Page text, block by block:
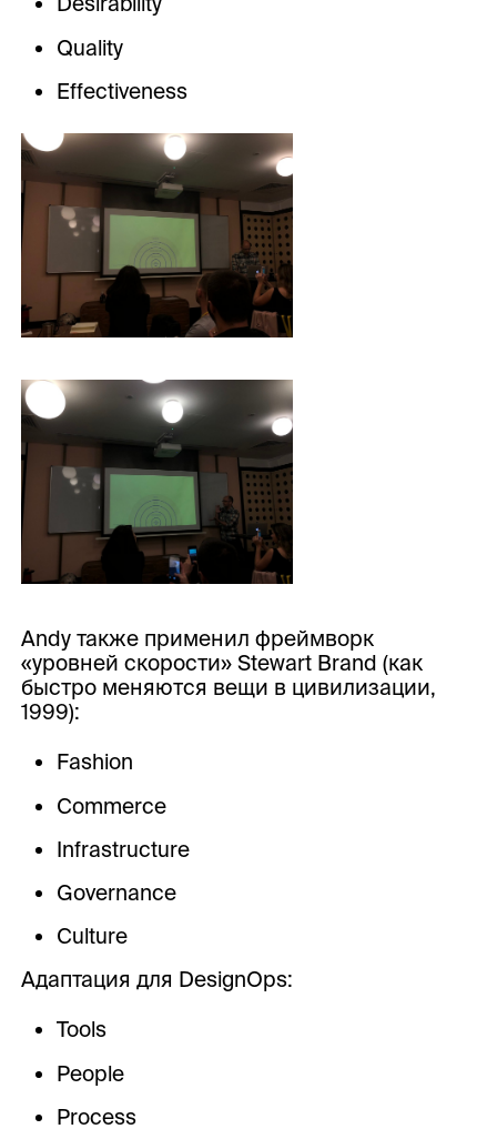
Quality
Effectiveness
Andy также применил фреймворк
«уровней скорости» Stewart Brand (как
быстро меняются вещи в цивилизации,
1999):
Fashion
Commerce
Infrastructure
Governance
Culture
Адаптация для DesignOps:
Tools
People
Process